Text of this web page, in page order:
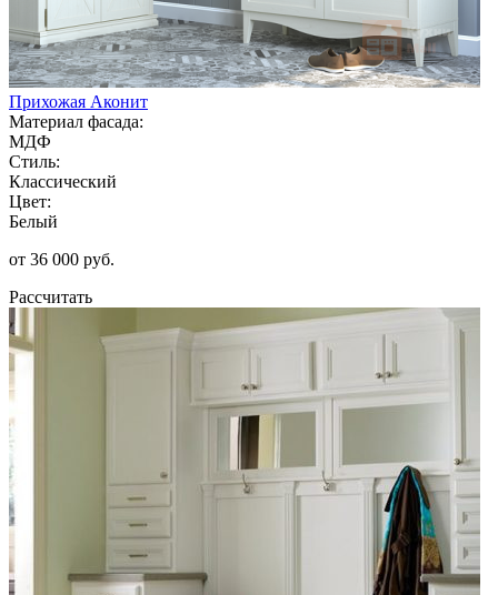
Прихожая Аконит
Материал фасада:
МДФ
Стиль:
Классический
Цвет:
Белый
от 36 000 руб.
Рассчитать